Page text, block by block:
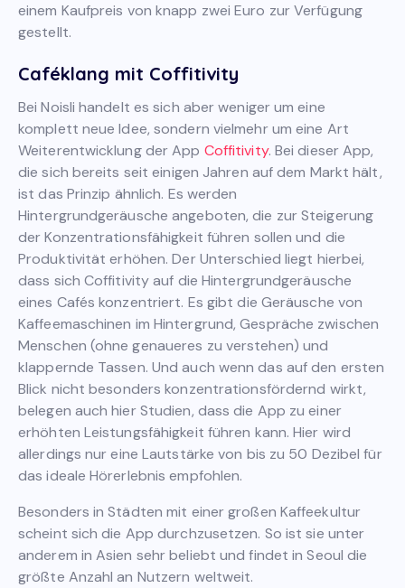
einem Kaufpreis von knapp zwei Euro zur Verfügung
gestellt.
Caféklang mit Coffitivity
Bei Noisli handelt es sich aber weniger um eine
komplett neue Idee, sondern vielmehr um eine Art
Weiterentwicklung der App Coffitivity. Bei dieser App,
die sich bereits seit einigen Jahren auf dem Markt hält,
ist das Prinzip ähnlich. Es werden
Hintergrundgeräusche angeboten, die zur Steigerung
der Konzentrationsfähigkeit führen sollen und die
Produktivität erhöhen. Der Unterschied liegt hierbei,
dass sich Coffitivity auf die Hintergrundgeräusche
eines Cafés konzentriert. Es gibt die Geräusche von
Kaffeemaschinen im Hintergrund, Gespräche zwischen
Menschen (ohne genaueres zu verstehen) und
klappernde Tassen. Und auch wenn das auf den ersten
Blick nicht besonders konzentrationsfördernd wirkt,
belegen auch hier Studien, dass die App zu einer
erhöhten Leistungsfähigkeit führen kann. Hier wird
allerdings nur eine Lautstärke von bis zu 50 Dezibel für
das ideale Hörerlebnis empfohlen.
Besonders in Städten mit einer großen Kaffeekultur
scheint sich die App durchzusetzen. So ist sie unter
anderem in Asien sehr beliebt und findet in Seoul die
größte Anzahl an Nutzern weltweit.